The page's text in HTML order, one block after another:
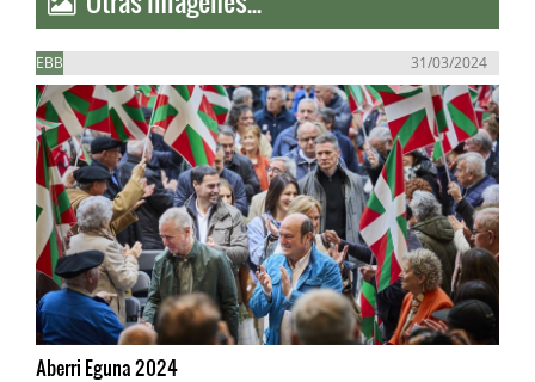
EBB 31/03/2024
Aberri Eguna 2024